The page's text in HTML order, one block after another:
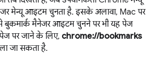
मेन्यू आइटम चुनता है. इसके अलावा, Mac पर
बुकमार्क मैनेजर आइटम चुनने पर भी यह पेज
पर जाने के लिए, chrome://bookmarks
जा सकता है.